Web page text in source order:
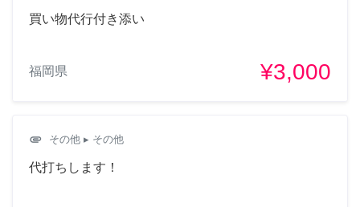
買い物代行付き添い
福岡県 ¥3,000
attachment その他 ▸ その他
代打ちします！